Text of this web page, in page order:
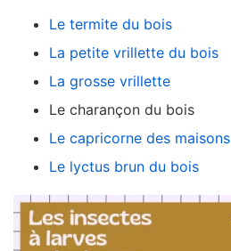
Le termite du bois
La petite vrillette du bois
La grosse vrillette
Le charançon du bois
Le capricorne des maisons
Le lyctus brun du bois